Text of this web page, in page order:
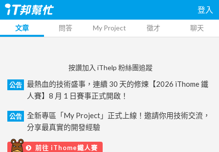
登入
文章 問答 My Project 徵才 聊天
按讚加入 iThelp 粉絲團追蹤
公告
最熱血的技術盛事，連續 30 天的修煉【2026 iThome 鐵
人賽】8 月 1 日賽事正式開啟！
公告
全新專區「My Project」正式上線！邀請你用技術交流，
分享最真實的開發經驗
前往 iThome鐵人賽